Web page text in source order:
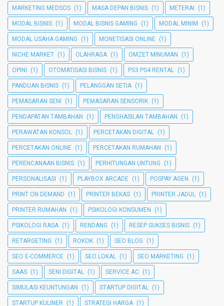
MARKETING MEDSOS (1) MASA DEPAN BISNIS (1) METERAI (1)
MODAL BISNIS (1) MODAL BISNIS GAMING (1) MODAL MINIM (1)
MODAL USAHA GAMING (1) MONETISASI ONLINE (1)
NICHE MARKET (1) OLAHRAGA (1) OMZET MINUMAN (1)
OPINI (1) OTOMATISASI BISNIS (1) PS3 PS4 RENTAL (1)
PANDUAN BISNIS (1) PELANGGAN SETIA (1)
PEMASARAN SENI (1) PEMASARAN SENSORIK (1)
PENDAPATAN TAMBAHAN (1) PENGHASILAN TAMBAHAN (1)
PERAWATAN KONSOL (1) PERCETAKAN DIGITAL (1)
PERCETAKAN ONLINE (1) PERCETAKAN RUMAHAN (1)
PERENCANAAN BISNIS (1) PERHITUNGAN UNTUNG (1)
PERSONALISASI (1) PLAYBOX ARCADE (1) POSPAY AGEN (1)
PRINT ON DEMAND (1) PRINTER BEKAS (1) PRINTER JADUL (1)
PRINTER RUMAHAN (1) PSIKOLOGI KONSUMEN (1)
PSIKOLOGI RASA (1) RENDANG (1) RESEP SUKSES BISNIS (1)
RETARGETING (1) ROKOK (1) SEO BLOG (1)
SEO E-COMMERCE (1) SEO LOKAL (1) SEO MARKETING (1)
SAAS (1) SENI DIGITAL (1) SERVICE AC (1)
SIMULASI KEUNTUNGAN (1) STARTUP DIGITAL (1)
STARTUP KULINER (1) STRATEGI HARGA (1)